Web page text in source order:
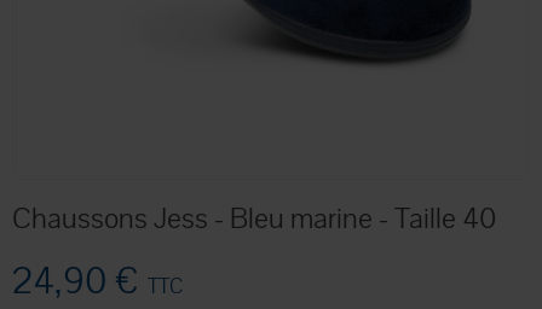
Chaussons Jess - Bleu marine - Taille 40
24,90 € TTC